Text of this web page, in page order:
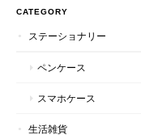
CATEGORY
ステーショナリー
ペンケース
スマホケース
生活雑貨